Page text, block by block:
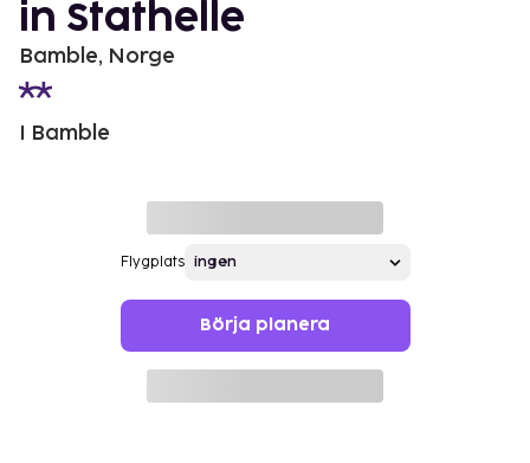
in Stathelle
Bamble, Norge
I Bamble
Flygplats
Börja planera